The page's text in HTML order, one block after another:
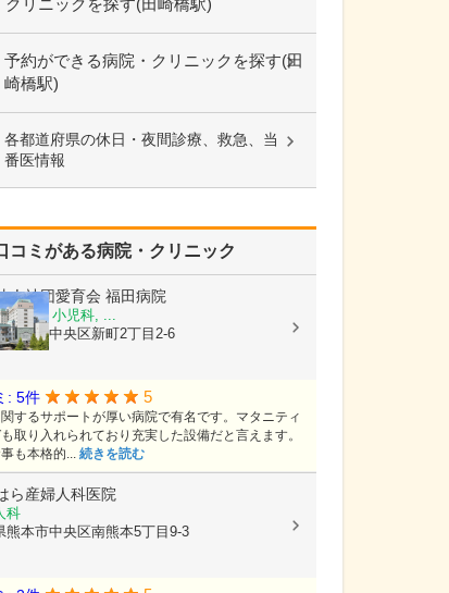
クリニックを探す(田崎橋駅)
予約ができる病院・クリニックを探す(田
崎橋駅)
各都道府県の休日・夜間診療、救急、当
番医情報
コミがある病院・クリニック
人社団愛育会 福田病院
婦人科, 小児科, ...
熊本市中央区新町2丁目2-6
: 5件 5
するサポートが厚い病院で有名です。マタニティ
取り入れられており充実した設備だと言えます。
も本格的... 続きを読む
ら産婦人科医院
科
熊本市中央区南熊本5丁目9-3